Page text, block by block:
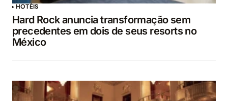
HOTÉIS
Hard Rock anuncia transformação sem
precedentes em dois de seus resorts no
México